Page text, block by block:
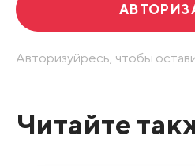
Авторизуйресь, чтобы
Читайте